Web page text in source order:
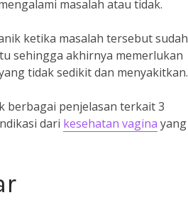
masalah atau tidak.
ketika masalah tersebut sudah
sehingga akhirnya memerlukan
tidak sedikit dan menyakitkan.
berbagai penjelasan terkait 3
dari kesehatan vagina yang